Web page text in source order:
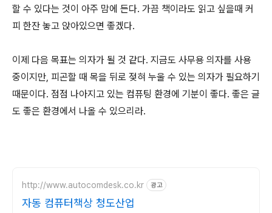
할 수 있다는 것이 아주 맘에 든다. 가끔 책이라도 읽고 싶을때 커
피 한잔 놓고 앉아있으면 좋겠다.
이제 다음 목표는 의자가 될 것 같다. 지금도 사무용 의자를 사용
중이지만, 피곤할 때 목을 뒤로 젖혀 누울 수 있는 의자가 필요하기
때문이다. 점점 나아지고 있는 컴퓨팅 환경에 기분이 좋다. 좋은 글
도 좋은 환경에서 나올 수 있으리라.
http://www.autocomdesk.co.kr 광고
자동 컴퓨터책상 청도산업